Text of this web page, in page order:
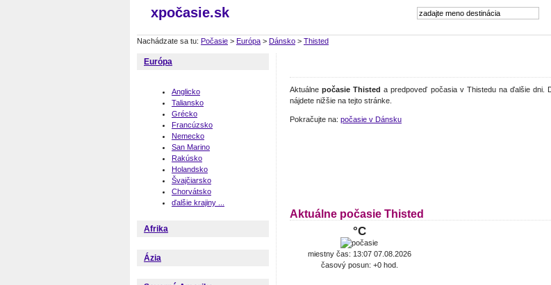
xpočasie.sk
Nachádzate sa tu: Počasie > Európa > Dánsko > Thisted
Európa
Anglicko
Taliansko
Grécko
Francúzsko
Nemecko
San Marino
Rakúsko
Holandsko
Švajčiarsko
Chorvátsko
ďalšie krajiny ...
Afrika
Ázia
Aktuálnepočasie Thisted a predpoveď počasia v Thistedu na ďalšie dni.
nájdete nižšie na tejto stránke.
Pokračujte na: počasie v Dánsku
Aktuálne počasie Thisted
°C
miestny čas: 13:07 07.08.2026
časový posun: +0 hod.